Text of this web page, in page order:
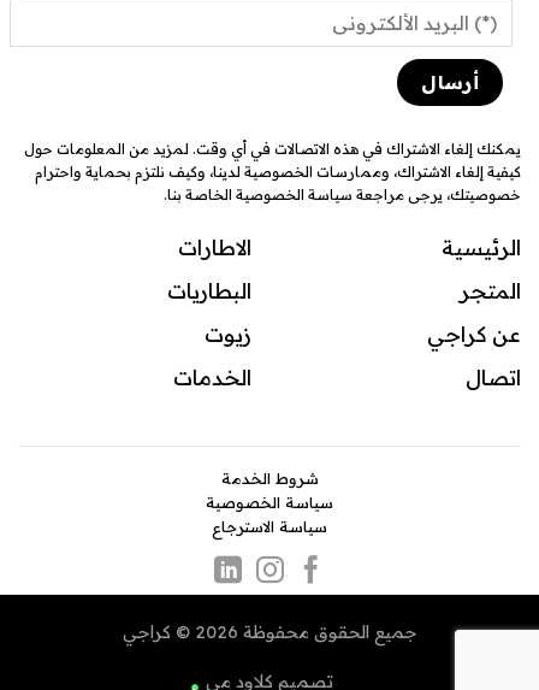
يمكنك إلغاء الاشتراك في هذه الاتصالات في أي وقت. لمزيد من المعلومات حول
كيفية إلغاء الاشتراك، وممارسات الخصوصية لدينا، وكيف نلتزم بحماية واحترام
خصوصيتك، يرجى مراجعة سياسة الخصوصية الخاصة بنا.
الرئيسية
المتجر
عن كراجي
اتصال
الاطارات
البطاريات
زيوت
الخدمات
شروط الخدمة
سياسة الخصوصية
سياسة الاسترجاع
جميع الحقوق محفوظة 2026 © كراجي
تصميم كلاود مي